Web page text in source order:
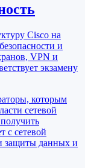
Cisco на
и
VPN и
экзамену
которым
сетевой
с сетевой
защиты данных и